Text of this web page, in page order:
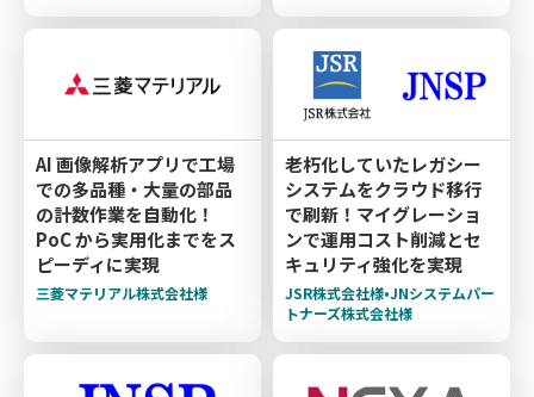
AI 画像解析アプリで工場
での多品種・大量の部品
の計数作業を自動化！
PoC から実用化までをス
ピーディに実現
三菱マテリアル株式会社様
老朽化していたレガシー
システムをクラウド移行
で刷新！マイグレーショ
ンで運用コスト削減とセ
キュリティ強化を実現
JSR株式会社様•JNシステムパー
トナーズ株式会社様